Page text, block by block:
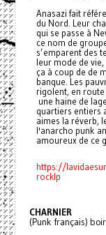
Anasazi fait
du Nord. Leur
qui se passe à
ce nom de
s’emparent des
leur mode de
ça à coup de de
banque. Les
rigolent, en route
une haine de
quartiers entiers
aimes la réverb,
l'anarcho punk
amoureux de ce
https://
rock­lp
CHARNIER
(Punk français)